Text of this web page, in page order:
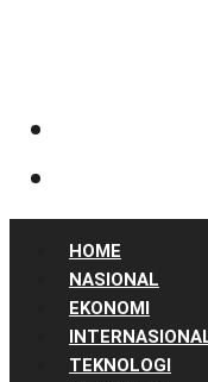
HOME
NASIONAL
EKONOMI
TEKNOLOGI